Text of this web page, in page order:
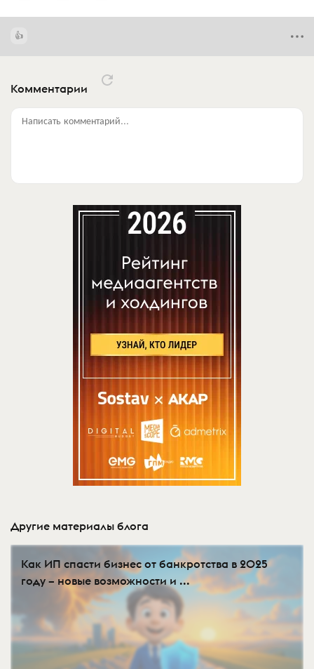
Комментарии
Написать комментарий...
Другие материалы блога
Как ИП спасти бизнес от банкротства в 2025
году – новые возможности и ...